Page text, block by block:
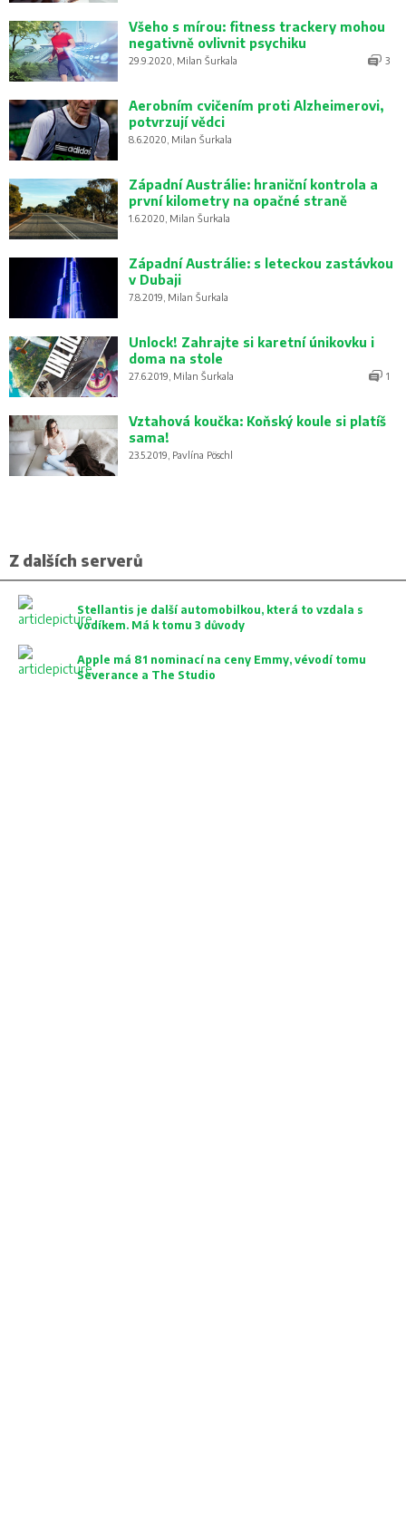
Všeho s mírou: fitness trackery mohou
negativně ovlivnit psychiku
29.9.2020, Milan Šurkala 3
Aerobním cvičením proti Alzheimerovi,
potvrzují vědci
8.6.2020, Milan Šurkala
Západní Austrálie: hraniční kontrola a
první kilometry na opačné straně
1.6.2020, Milan Šurkala
Západní Austrálie: s leteckou zastávkou
v Dubaji
7.8.2019, Milan Šurkala
Unlock! Zahrajte si karetní únikovku i
doma na stole
27.6.2019, Milan Šurkala 1
Vztahová koučka: Koňský koule si platíš
sama!
23.5.2019, Pavlína Pöschl
Z dalších serverů
Stellantis je další automobilkou, která to vzdala s
vodíkem. Má k tomu 3 důvody
Apple má 81 nominací na ceny Emmy, vévodí tomu
Severance a The Studio